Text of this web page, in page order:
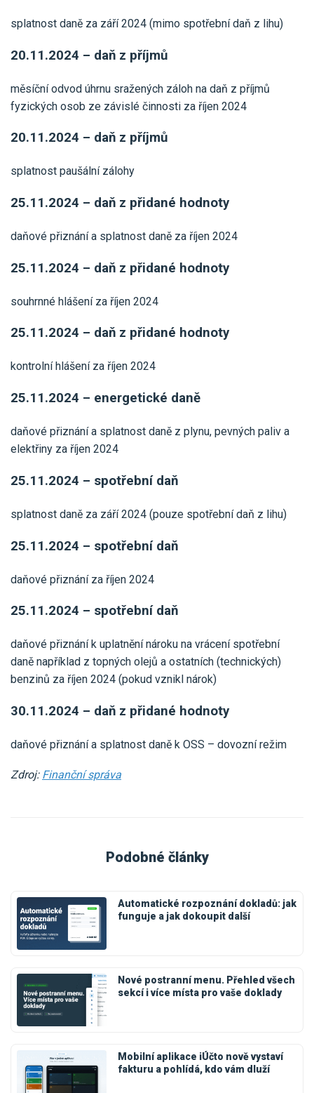
splatnost daně za září 2024 (mimo spotřební daň z lihu)
20.11.2024 – daň z příjmů
měsíční odvod úhrnu sražených záloh na daň z příjmů
fyzických osob ze závislé činnosti za říjen 2024
20.11.2024 – daň z příjmů
splatnost paušální zálohy
25.11.2024 – daň z přidané hodnoty
daňové přiznání a splatnost daně za říjen 2024
25.11.2024 – daň z přidané hodnoty
souhrnné hlášení za říjen 2024
25.11.2024 – daň z přidané hodnoty
kontrolní hlášení za říjen 2024
25.11.2024 – energetické daně
daňové přiznání a splatnost daně z plynu, pevných paliv a
elektřiny za říjen 2024
25.11.2024 – spotřební daň
splatnost daně za září 2024 (pouze spotřební daň z lihu)
25.11.2024 – spotřební daň
daňové přiznání za říjen 2024
25.11.2024 – spotřební daň
daňové přiznání k uplatnění nároku na vrácení spotřební
daně například z topných olejů a ostatních (technických)
benzinů za říjen 2024 (pokud vznikl nárok)
30.11.2024 – daň z přidané hodnoty
daňové přiznání a splatnost daně k OSS – dovozní režim
Zdroj: Finanční správa
Podobné články
Automatické rozpoznání dokladů: jak
funguje a jak dokoupit další
Nové postranní menu. Přehled všech
sekcí i více místa pro vaše doklady
Mobilní aplikace iÚčto nově vystaví
fakturu a pohlídá, kdo vám dluží